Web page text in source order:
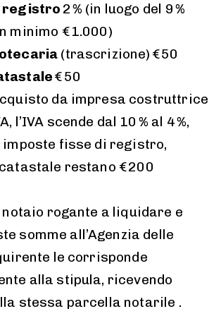
registro 2 % (in luogo del 9 %
minimo € 1.000)
(trascrizione) € 50
€ 50
da impresa costruttrice
l’IVA scende dal 10 % al 4 %,
imposte fisse di registro,
restano € 200
notaio rogante a liquidare e
somme all’Agenzia delle
le corrisponde
alla stipula, ricevendo
stessa parcella notarile .